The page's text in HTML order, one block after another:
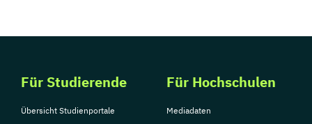
Für Studierende
Übersicht Studienportale
Für Hochschulen
Mediadaten